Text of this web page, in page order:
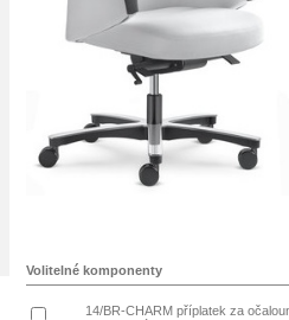
Volitelné komponenty
14/BR-CHARM příplatek za